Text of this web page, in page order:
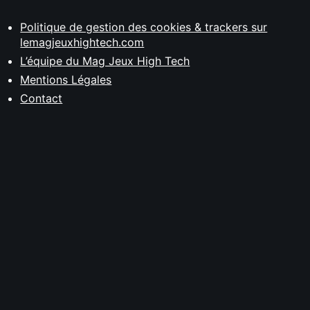
Politique de gestion des cookies & trackers sur
lemagjeuxhightech.com
L’équipe du Mag Jeux High Tech
Mentions Légales
Contact